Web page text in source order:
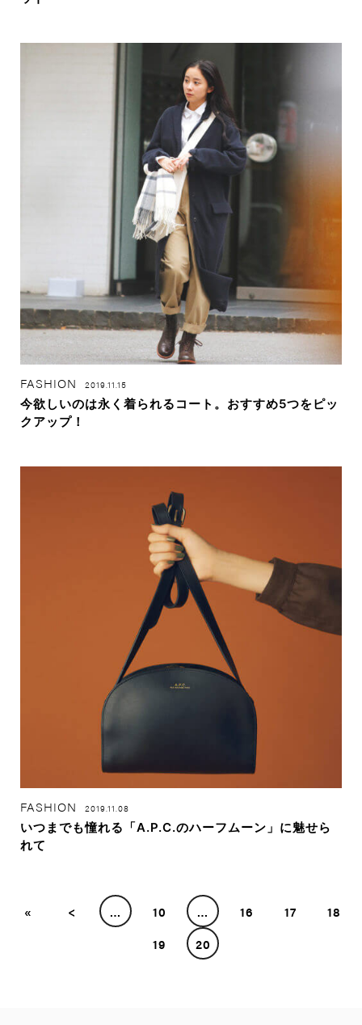
FASHION 2019.11.15
今欲しいのは永く着られるコート。おすすめ5つをピッ
クアップ！
FASHION 2019.11.08
いつまでも憧れる「A.P.C.のハーフムーン」に魅せら
れて
« < … 10 … 16 17
18
19
20